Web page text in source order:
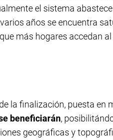
el sistema
años se encuentra
más hogares accedan
la finalización, puesta en
beneficiarán,
geográficas y